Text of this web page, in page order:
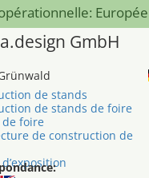
GmbH
de stands
de stands de foire
foire
de construction de